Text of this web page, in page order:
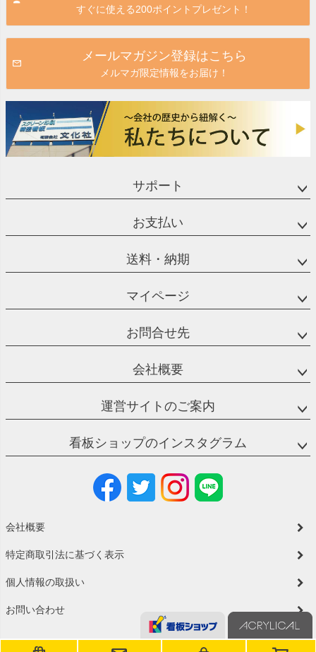
すぐに使える200ポイントプレゼント！
メールマガジン登録はこちら
メルマガ限定情報をお届け！
サポート
お支払い
送料・納期
マイページ
お問合せ先
会社概要
運営サイトのご案内
看板ショップのインスタグラム
会社概要
特定商取引法に基づく表示
個人情報の取扱い
お問い合わせ